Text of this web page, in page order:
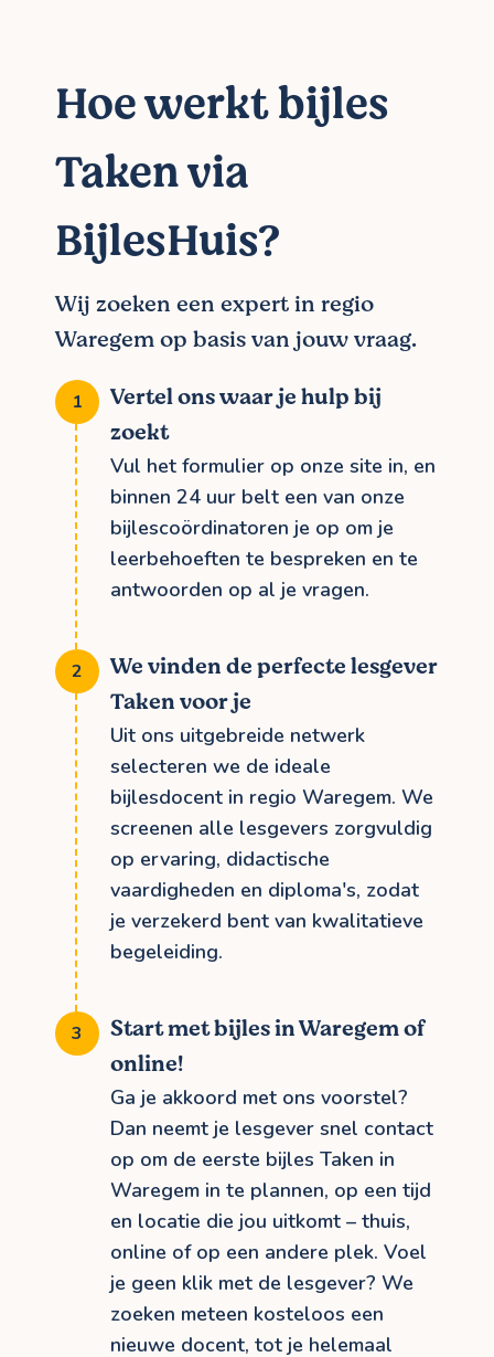
Hoe werkt bijles
Taken via
BijlesHuis?
Wij zoeken een expert in regio
Waregem op basis van jouw vraag.
Vertel ons waar je hulp bij
zoekt
Vul het formulier op onze site in, en
binnen 24 uur belt een van onze
bijlescoördinatoren je op om je
leerbehoeften te bespreken en te
antwoorden op al je vragen.
We vinden de perfecte lesgever
Taken voor je
Uit ons uitgebreide netwerk
selecteren we de ideale
bijlesdocent in regio Waregem. We
screenen alle lesgevers zorgvuldig
op ervaring, didactische
vaardigheden en diploma's, zodat
je verzekerd bent van kwalitatieve
begeleiding.
Start met bijles in Waregem of
online!
Ga je akkoord met ons voorstel?
Dan neemt je lesgever snel contact
op om de eerste bijles Taken in
Waregem in te plannen, op een tijd
en locatie die jou uitkomt – thuis,
online of op een andere plek. Voel
je geen klik met de lesgever? We
zoeken meteen kosteloos een
nieuwe docent, tot je helemaal